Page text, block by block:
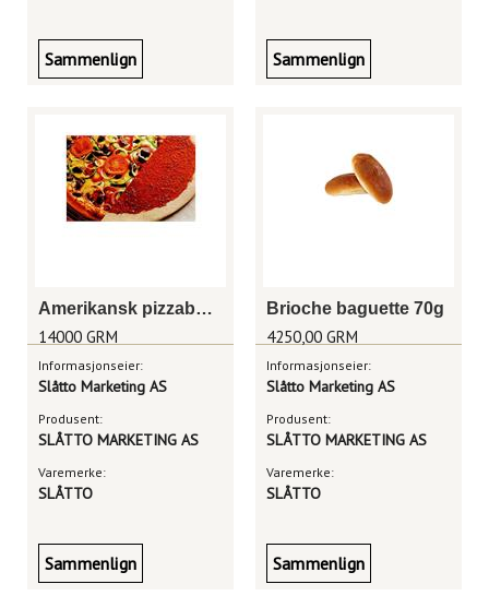
Sammenlign Sammenlign
Amerikansk pizzabunn m/saus 40cm, rå
14000 GRM
Informasjonseier:
Slåtto Marketing AS
Produsent:
SLÅTTO MARKETING AS
Varemerke:
SLÅTTO
Sammenlign
Brioche baguette 70g
4250,00 GRM
Informasjonseier:
Slåtto Marketing AS
Produsent:
SLÅTTO MARKETING AS
Varemerke:
SLÅTTO
Sammenlign